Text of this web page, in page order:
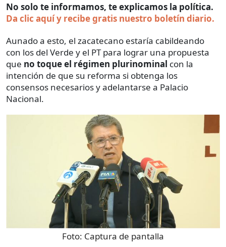
No solo te informamos, te explicamos la política.
Da clic aquí y recibe gratis nuestro boletín diario.
Aunado a esto, el zacatecano estaría cabildeando
con los del Verde y el PT para lograr una propuesta
que no toque el régimen plurinominal con la
intención de que su reforma si obtenga los
consensos necesarios y adelantarse a Palacio
Nacional.
Foto: Captura de pantalla